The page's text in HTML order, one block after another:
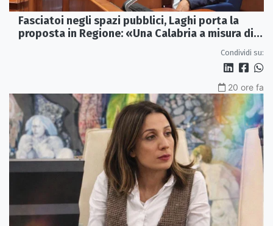
Fasciatoi negli spazi pubblici, Laghi porta la
proposta in Regione: «Una Calabria a misura di
Condividi su:
20 ore fa